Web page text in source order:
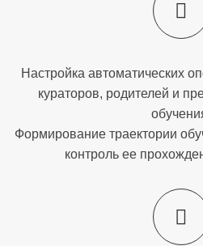
Настройка автоматических
кураторов, родителей и
Формирование траектории
контроль ее